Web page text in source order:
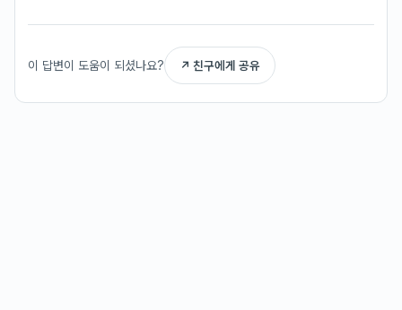
이 답변이 도움이 되셨나요? ↗ 친구에게 공유